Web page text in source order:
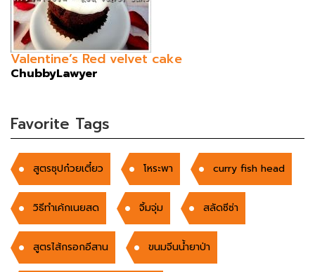
Valentine’s Red velvet cake
ChubbyLawyer
Favorite Tags
สูตรซุปก๋วยเตี๋ยว โหระพา curry fish head
วิธีทำเค้กเนยสด จิ้มจุ่ม สลัดซีซ่า
สูตรไส้กรอกอีสาน ขนมจีนน้ำยาป่า